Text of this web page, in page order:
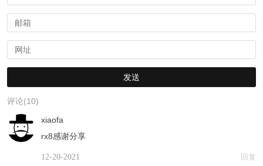
评论(10)
xiaofa
rx8感谢分享
12-20-2021 回复